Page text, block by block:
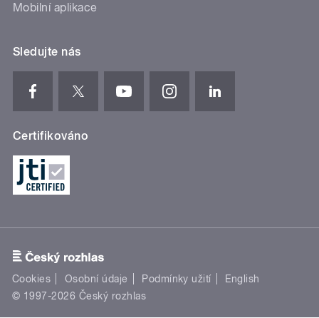
Mobilní aplikace
Sledujte nás
Certifikováno
Cookies Osobní údaje Podmínky užití
English
© 1997-2026 Český rozhlas